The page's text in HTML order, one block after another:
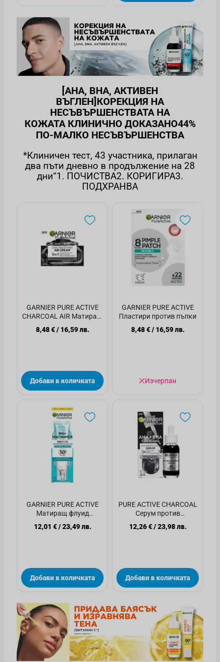
[АНА, ВНА, АКТИВЕН
ВЪГЛЕН]КОРЕКЦИЯ НА
НЕСЪВЪРШЕНСТВАТА НА
КОЖАТА КЛИНИЧНО ДОКАЗАНО44%
ПО-МАЛКО НЕСЪВЪРШЕНСТВА
*Клиничен тест, 43 участника, прилаган
два пъти дневно в продължение на 28
дни“1. ПОЧИСТВА2. КОРИГИРА3.
ПОДХРАНВА
GARNIER PURE ACTIVE
CHARCOAL AIR Mатиращ
несъвършенства,50мл
8,48 €/ 16,59 лв.
Добави в количката
GARNIER PURE ACTIVE
Пластири против пъпки
8,48 €/ 16,59 лв.
Изчерпан
GARNIER PURE ACTIVE
Матиращ флуид
SPF 50+ 40мл
12,01 €/23,49 лв.
Добави в количката
PURE ACTIVE CHARCOAL
Серум против
12,26 €/23,98 лв.
Добави в количката